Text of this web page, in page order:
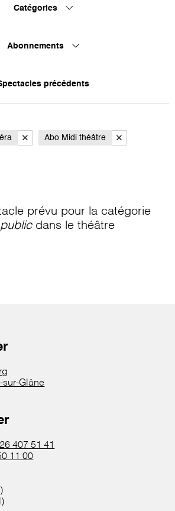
Catégories
Abonnements
précédents
Abo Midi théâtre
prévu pour la catégorie
dans le théâtre
sur-Glâne
407 51 41
11 00